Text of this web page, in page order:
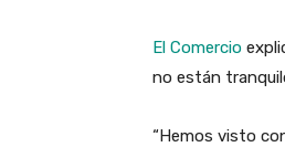
El Comercio
no están
“Hemos visto